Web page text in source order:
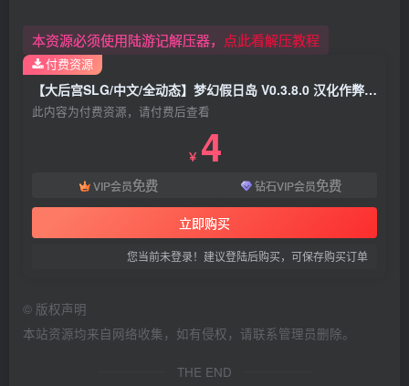
本资源必须使用陆游记解压器， 点此看解压教程
【大后宫SLG/中文/全动态】梦幻假日岛 V0.3.8.0 汉化作弊版 3.5G
此内容为付费资源，请付费后查看
￥ 4
VIP会员免费 钻石VIP会员免费
立即购买
您当前未登录！建议登陆后购买，可保存购买订单
付费资源
© 版权声明
本站资源均来自网络收集，如有侵权，请联系管理员删除。
THE END